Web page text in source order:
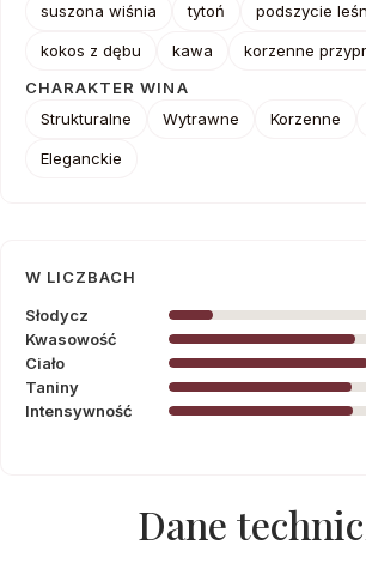
W LICZBACH
Słodycz
Kwasowość
Ciało
Taniny
Intensywność
suszona wiśnia
tytoń podszycie
kokos z dębu kawa
korzenne
CHARAKTER WINA
Strukturalne
Wytrawne Korzenne
Eleganckie
Dane